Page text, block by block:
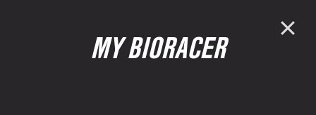
MY BIORACER